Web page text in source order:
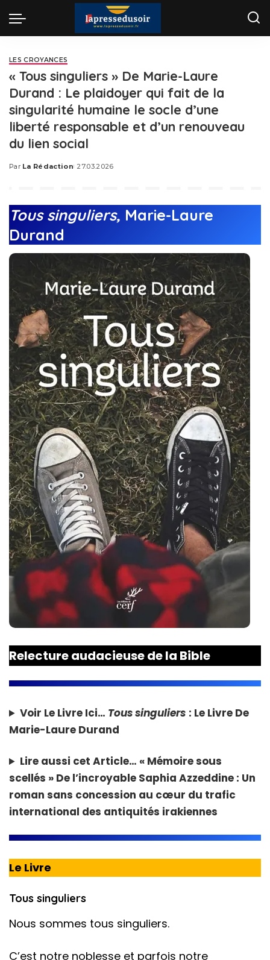
LES CROYANCES
« Tous singuliers » De Marie-Laure
Durand : Le plaidoyer qui fait de la
singularité humaine le socle d’une
liberté responsable et d’un renouveau
du lien social
Posted
Par La Rédaction 27.03.2026
Tous singuliers, Marie-Laure
Durand
Relecture audacieuse de la Bible
Voir Le Livre Ici… Tous singuliers : Le Livre De
Marie-Laure Durand
Lire aussi cet Article… « Mémoire sous
scellés » De l’incroyable Saphia Azzeddine : Un
roman sans concession au cœur du trafic
international des antiquités irakiennes
Le Livre
Tous singuliers
Nous sommes tous singuliers.
C’est notre noblesse et parfois notre